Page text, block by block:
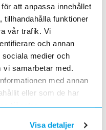
att anpassa innehållet
tillhandahålla funktioner
vår trafik. Vi
och annan
medier och
vi samarbetar med.
med annan
eller som de har
tjänster.
Visa detaljer
Amps produkter
för installatörer
betyg inom